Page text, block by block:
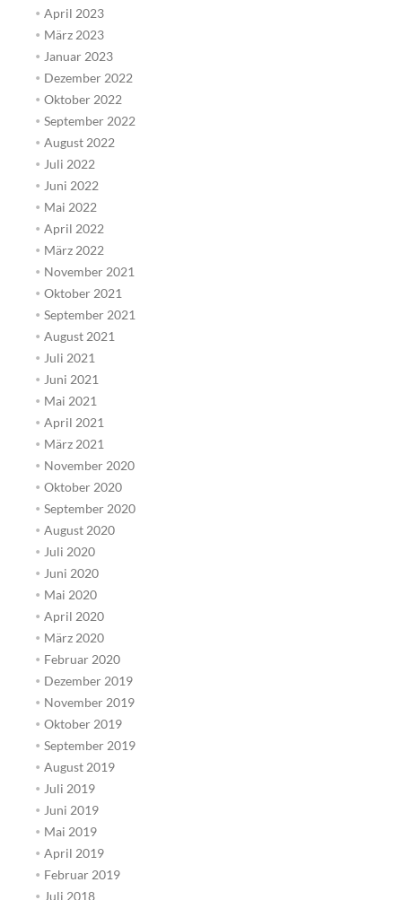
April 2023
März 2023
Januar 2023
Dezember 2022
Oktober 2022
September 2022
August 2022
Juli 2022
Juni 2022
Mai 2022
April 2022
März 2022
November 2021
Oktober 2021
September 2021
August 2021
Juli 2021
Juni 2021
Mai 2021
April 2021
März 2021
November 2020
Oktober 2020
September 2020
August 2020
Juli 2020
Juni 2020
Mai 2020
April 2020
März 2020
Februar 2020
Dezember 2019
November 2019
Oktober 2019
September 2019
August 2019
Juli 2019
Juni 2019
Mai 2019
April 2019
Februar 2019
Juli 2018